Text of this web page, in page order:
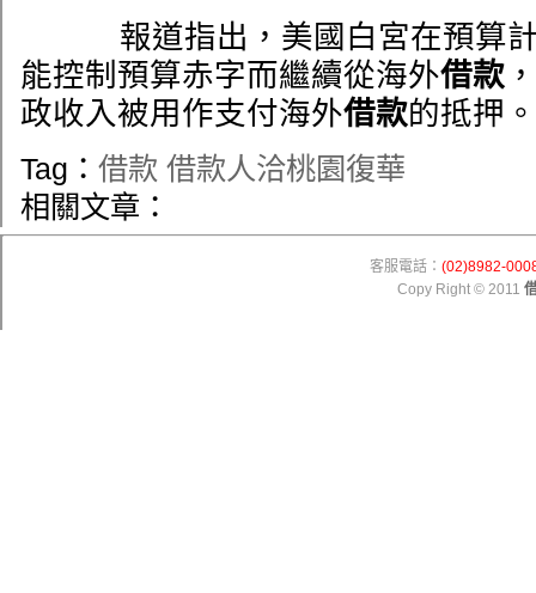
報道指出，美國白宮在預算計
能控制預算赤字而繼續從海外借款
政收入被用作支付海外借款的抵押。
Tag： 借款 借款人洽桃園復華
相關文章：
客服電話： (02)8982-
Copy Right © 2011